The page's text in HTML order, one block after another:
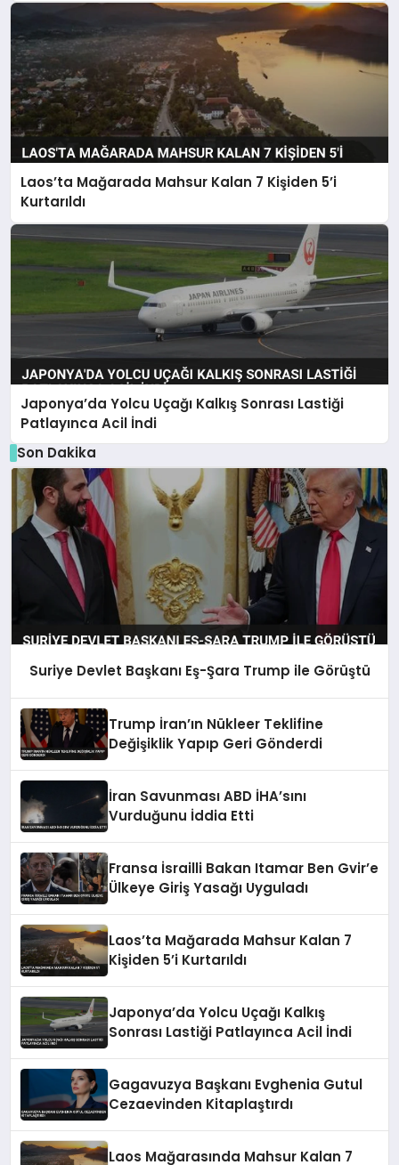
Laos’ta Mağarada Mahsur Kalan 7 Kişiden 5’i
Kurtarıldı
Japonya’da Yolcu Uçağı Kalkış Sonrası Lastiği
Patlayınca Acil İndi
Son Dakika
Suriye Devlet Başkanı Eş-Şara Trump ile Görüştü
Trump İran’ın Nükleer Teklifine
Değişiklik Yapıp Geri Gönderdi
İran Savunması ABD İHA’sını
Vurduğunu İddia Etti
Fransa İsrailli Bakan Itamar Ben Gvir’e
Ülkeye Giriş Yasağı Uyguladı
Laos’ta Mağarada Mahsur Kalan 7
Kişiden 5’i Kurtarıldı
Japonya’da Yolcu Uçağı Kalkış
Sonrası Lastiği Patlayınca Acil İndi
Gagavuzya Başkanı Evghenia Gutul
Cezaevinden Kitaplaştırdı
Laos Mağarasında Mahsur Kalan 7